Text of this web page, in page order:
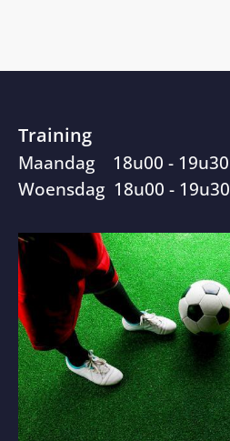
Training
Maandag 18u00 - 19u30
Woensdag 18u00 - 19u30